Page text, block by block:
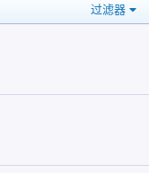
过滤器